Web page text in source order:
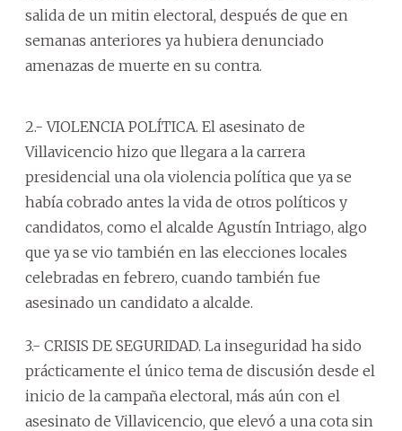
salida de un mitin electoral, después de que en
semanas anteriores ya hubiera denunciado
amenazas de muerte en su contra.
2.- VIOLENCIA POLÍTICA. El asesinato de
Villavicencio hizo que llegara a la carrera
presidencial una ola violencia política que ya se
había cobrado antes la vida de otros políticos y
candidatos, como el alcalde Agustín Intriago, algo
que ya se vio también en las elecciones locales
celebradas en febrero, cuando también fue
asesinado un candidato a alcalde.
3.- CRISIS DE SEGURIDAD. La inseguridad ha sido
prácticamente el único tema de discusión desde el
inicio de la campaña electoral, más aún con el
asesinato de Villavicencio, que elevó a una cota sin